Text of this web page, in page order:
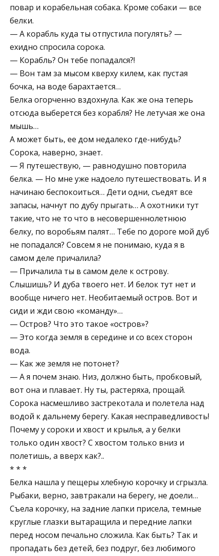
повар и корабельная собака. Кроме собаки — все
белки.
— А корабль куда ты отпустила погулять? —
ехидно спросила сорока.
— Корабль? Он тебе попадался?!
— Вон там за мысом кверху килем, как пустая
бочка, на воде барахтается…
Белка огорченно вздохнула. Как же она теперь
отсюда выберется без корабля? Не летучая же она
мышь…
А может быть, ее дом недалеко где-нибудь?
Сорока, наверно, знает.
— Я путешествую, — равнодушно повторила
белка. — Но мне уже надоело путешествовать. И я
начинаю беспокоиться… Дети одни, съедят все
запасы, начнут по дубу прыгать… А охотники тут
такие, что не то что в несовершеннолетнюю
белку, по воробьям палят… Тебе по дороге мой дуб
не попадался? Совсем я не понимаю, куда я в
самом деле причалила?
— Причалила ты в самом деле к острову.
Слышишь? И дуба твоего нет. И белок тут нет и
вообще ничего нет. Необитаемый остров. Вот и
сиди и жди свою «команду»…
— Остров? Что это такое «остров»?
— Это когда земля в середине и со всех сторон
вода.
— Как же земля не потонет?
— А я почем знаю. Низ, должно быть, пробковый,
вот она и плавает. Ну ты, растеряха, прощай.
Сорока насмешливо застрекотала и полетела над
водой к дальнему берегу. Какая несправедливость!
Почему у сороки и хвост и крылья, а у белки
только один хвост? С хвостом только вниз и
полетишь, а вверх как?..
* * *
Белка нашла у пещеры хлебную корочку и сгрызла.
Рыбаки, верно, завтракали на берегу, не доели…
Съела корочку, на задние лапки присела, темные
круглые глазки вытаращила и передние лапки
перед носом печально сложила. Как быть? Так и
пропадать без детей, без подруг, без любимого